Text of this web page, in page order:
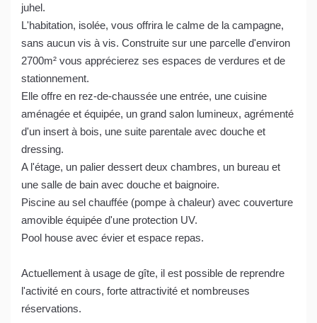
juhel.
L'habitation, isolée, vous offrira le calme de la campagne,
sans aucun vis à vis. Construite sur une parcelle d'environ
2700m² vous apprécierez ses espaces de verdures et de
stationnement.
Elle offre en rez-de-chaussée une entrée, une cuisine
aménagée et équipée, un grand salon lumineux, agrémenté
d'un insert à bois, une suite parentale avec douche et
dressing.
A l'étage, un palier dessert deux chambres, un bureau et
une salle de bain avec douche et baignoire.
Piscine au sel chauffée (pompe à chaleur) avec couverture
amovible équipée d'une protection UV.
Pool house avec évier et espace repas.
Actuellement à usage de gîte, il est possible de reprendre
l'activité en cours, forte attractivité et nombreuses
réservations.